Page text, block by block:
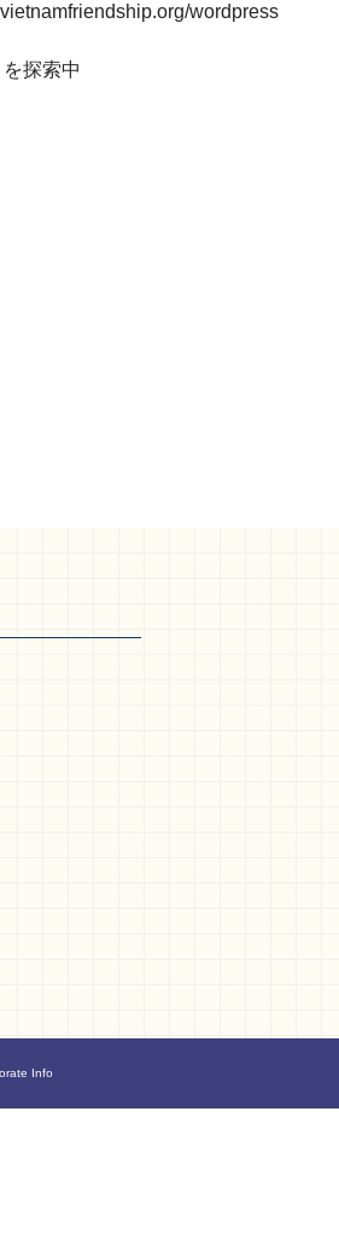
wordpress
探索中
Info